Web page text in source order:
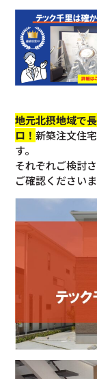
地元北摂地域で
ロ！新築注文住
す。
それぞれご検討
ご確認くださいま